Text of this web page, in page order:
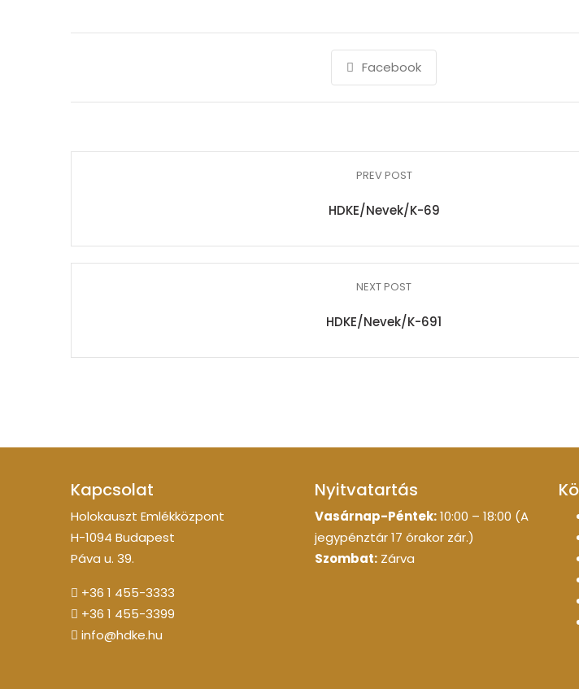
Facebook
PREV POST
HDKE/Nevek/K-69
NEXT POST
HDKE/Nevek/K-691
Kapcsolat
Holokauszt Emlékközpont
H-1094 Budapest
Páva u. 39.
+36 1 455-3333
+36 1 455-3399
info@hdke.hu
Nyitvatartás
Vasárnap-Péntek:10:00 – 18:00 (A
jegypénztár 17 órakor zár.)
Szombat: Zárva